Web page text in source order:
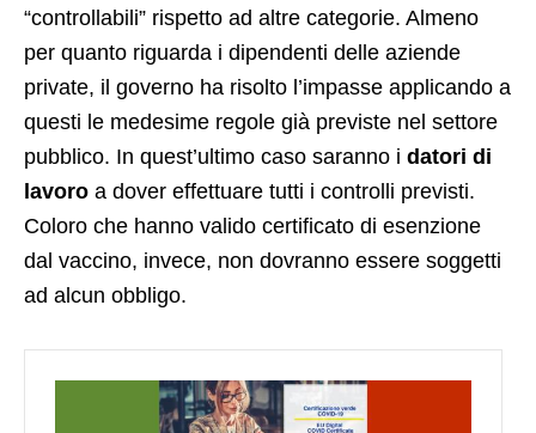
“controllabili” rispetto ad altre categorie. Almeno
per quanto riguarda i dipendenti delle aziende
private, il governo ha risolto l’impasse applicando a
questi le medesime regole già previste nel settore
pubblico. In quest’ultimo caso saranno i datori di
lavoro a dover effettuare tutti i controlli previsti.
Coloro che hanno valido certificato di esenzione
dal vaccino, invece, non dovranno essere soggetti
ad alcun obbligo.